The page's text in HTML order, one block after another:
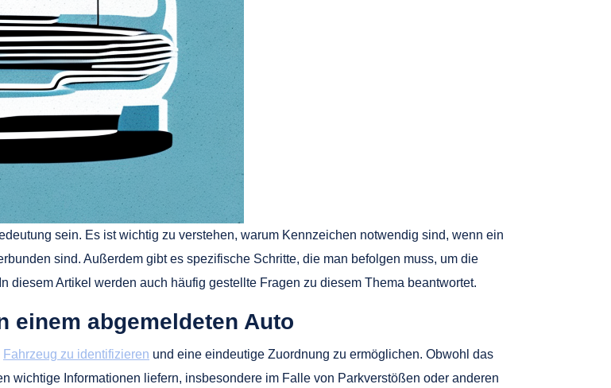
sein. Es ist wichtig zu verstehen, warum Kennzeichen notwendig sind, wenn ein
sind. Außerdem gibt es spezifische Schritte, die man befolgen muss, um die
diesem Artikel werden auch häufig gestellte Fragen zu diesem Thema beantwortet.
einem abgemeldeten Auto
Fahrzeug zu identifizieren und eine eindeutige Zuordnung zu ermöglichen. Obwohl das
wichtige Informationen liefern, insbesondere im Falle von Parkverstößen oder anderen